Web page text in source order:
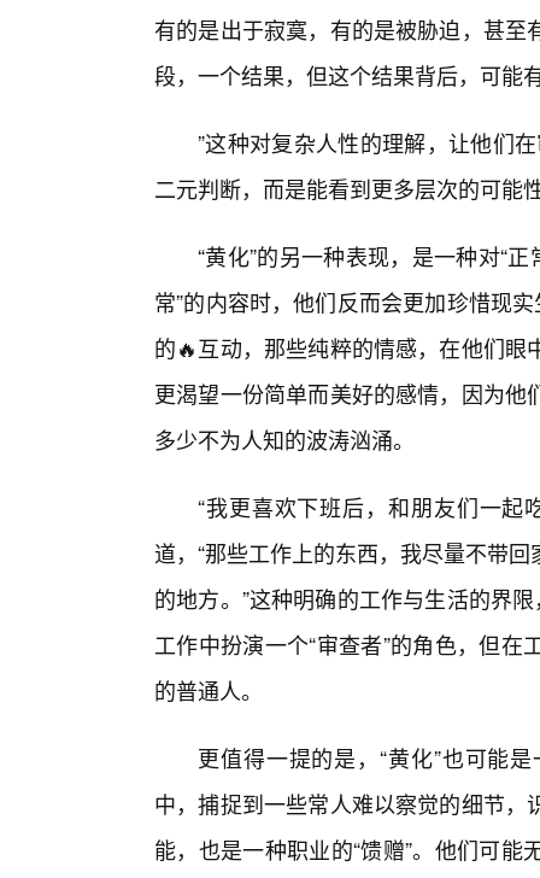
有的是出于寂寞，有的是被胁迫，甚
段，一个结果，但这个结果背后，可能
”这种对复杂人性的理解，让他们
二元判断，而是能看到更多层次的可能
“黄化”的另一种表现，是一种对“
常”的内容时，他们反而会更加珍惜现
的🔥互动，那些纯粹的情感，在他们
更渴望一份简单而美好的感情，因为
多少不为人知的波涛汹涌。
“我更喜欢下班后，和朋友们一起
道，“那些工作上的东西，我尽量不带
的地方。”这种明确的工作与生活的界
工作中扮演一个“审查者”的角色，但
的普通人。
更值得一提的是，“黄化”也可能
中，捕捉到一些常人难以察觉的细节
能，也是一种职业的“馈赠”。他们可